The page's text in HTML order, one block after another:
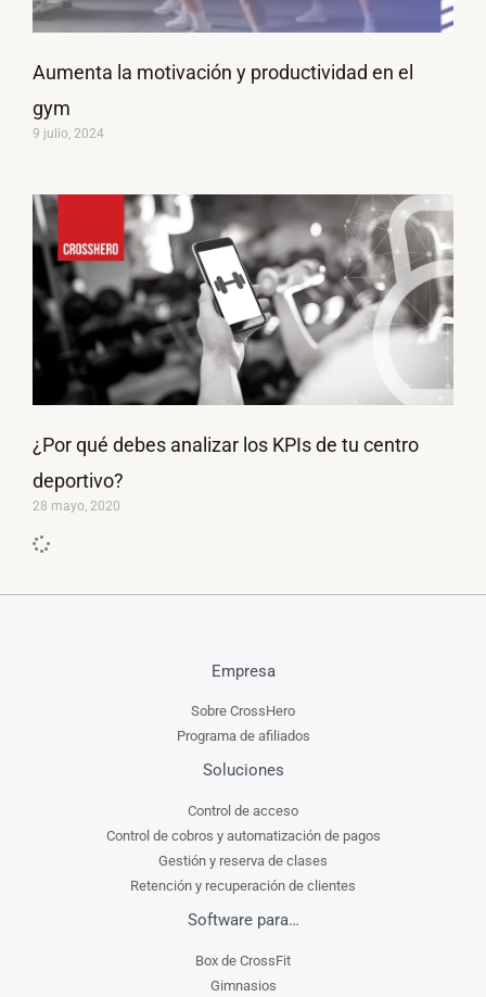
Aumenta la motivación y productividad en el
gym
9 julio, 2024
¿Por qué debes analizar los KPIs de tu centro
deportivo?
28 mayo, 2020
Empresa
Sobre CrossHero
Programa de afiliados
Soluciones
Control de acceso
Control de cobros y automatización de pagos
Gestión y reserva de clases
Retención y recuperación de clientes
Software para…
Box de CrossFit
Gimnasios